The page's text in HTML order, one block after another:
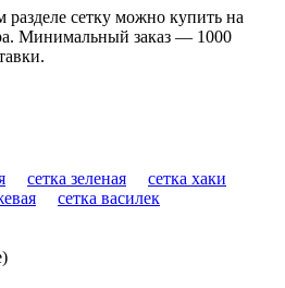
сетку можно купить на
Минимальный заказ — 1000
сетка зеленая
сетка хаки
сетка василек